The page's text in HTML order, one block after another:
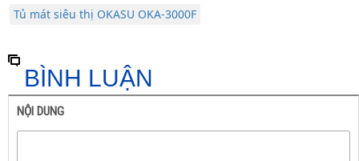
Tủ mát siêu thị OKASU OKA-3000F
BÌNH LUẬN
NỘI DUNG